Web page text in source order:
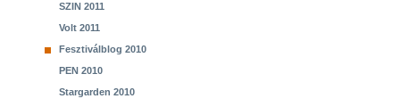
SZIN 2011
Volt 2011
Fesztiválblog 2010
PEN 2010
Stargarden 2010